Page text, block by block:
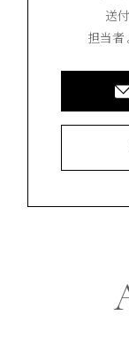
送
担当者